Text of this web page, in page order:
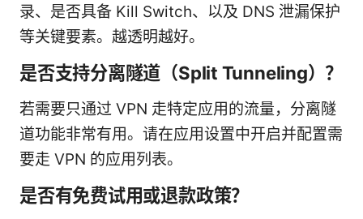
录、是否具备 Kill Switch、以及 DNS 泄漏保护
等关键要素。越透明越好。
是否支持分离隧道（Split Tunneling）？
若需要只通过 VPN 走特定应用的流量，分离隧
道功能非常有用。请在应用设置中开启并配置需
要走 VPN 的应用列表。
是否有免费试用或退款政策？